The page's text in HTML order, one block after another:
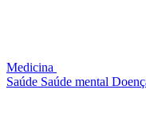
Medicina
Saúde Saúde mental